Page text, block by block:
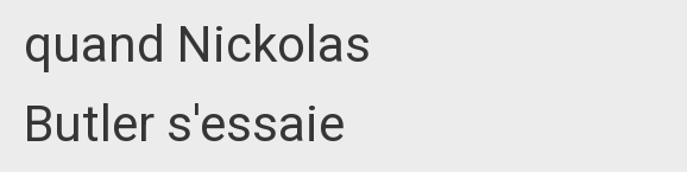
quand Nickolas
Butler s'essaie